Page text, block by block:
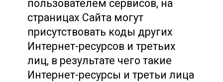
пользователем сервисов, на
страницах Сайта могут
присутствовать коды других
Интернет-ресурсов и третьих
лиц, в результате чего такие
Интернет-ресурсы и третьи лица